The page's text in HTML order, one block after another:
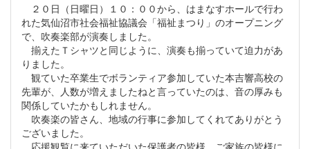
２０日（日曜日）１０：００から、はまなすホールで行わ
れた気仙沼市社会福祉協議会「福祉まつり」のオープニング
で、吹奏楽部が演奏しました。
揃えたＴシャツと同じように、演奏も揃っていて迫力があ
りました。
観ていた卒業生でボランティア参加していた本吉響高校の
先輩が、人数が増えましたねと言っていたのは、音の厚みも
関係していたかもしれません。
吹奏楽の皆さん、地域の行事に参加してくれてありがとう
ございました。
応援観覧に来ていただいた保護者の皆様、ご家族の皆様に